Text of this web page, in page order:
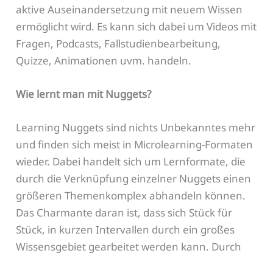
aktive Auseinandersetzung mit neuem Wissen
ermöglicht wird. Es kann sich dabei um Videos mit
Fragen, Podcasts, Fallstudienbearbeitung,
Quizze, Animationen uvm. handeln.
Wie lernt man mit Nuggets?
Learning Nuggets sind nichts Unbekanntes mehr
und finden sich meist in Microlearning-Formaten
wieder. Dabei handelt sich um Lernformate, die
durch die Verknüpfung einzelner Nuggets einen
größeren Themenkomplex abhandeln können.
Das Charmante daran ist, dass sich Stück für
Stück, in kurzen Intervallen durch ein großes
Wissensgebiet gearbeitet werden kann. Durch